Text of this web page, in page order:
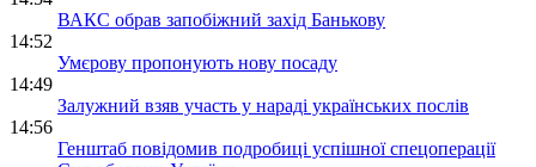
ВАКС обрав запобіжний захід Банькову
14:52
Умєрову пропонують нову посаду
14:49
Залужний взяв участь у нараді українських послів
14:56
Генштаб повідомив подробиці успішної спецоперації